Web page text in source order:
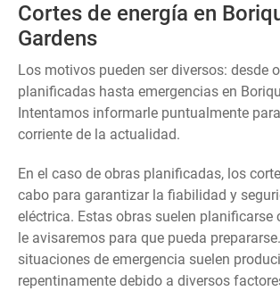
Cortes de energía en
Gardens
Los motivos pueden ser diversos: desde
planificadas hasta emergencias en
Intentamos informarle puntualmente
corriente de la actualidad.
En el caso de obras planificadas, los
cabo para garantizar la fiabilidad y
eléctrica. Estas obras suelen planificarse
le avisaremos para que pueda
situaciones de emergencia suelen
repentinamente debido a diversos